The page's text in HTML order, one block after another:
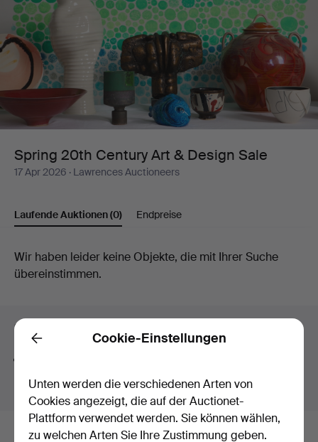
20th
Century
Art
&
Design
Sale
Spring 20th Century Art & Design Sale
17 Apr 2026 · Lawrences Auctioneers
Laufende Auktionen(0) Endpreise
Laufende
Wir haben leider keine Objekte, die mit Ihrer Suche
übereinstimmen.
Suchtipps
Geben Sie z.B.
band ein, finden wir auch
Back Cookie-Einstellungen
Unten werden die verschiedenen Arten von
Cookies angezeigt, die auf der Auctionet-
Plattform verwendet werden. Sie können wählen,
zu welchen Arten Sie Ihre Zustimmung geben.